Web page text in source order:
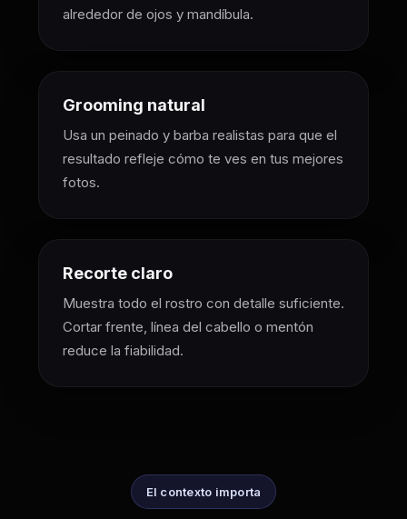
alrededor de ojos y mandíbula.
Grooming natural
Usa un peinado y barba realistas para que el
resultado refleje cómo te ves en tus mejores
fotos.
Recorte claro
Muestra todo el rostro con detalle suficiente.
Cortar frente, línea del cabello o mentón
reduce la fiabilidad.
El contexto importa